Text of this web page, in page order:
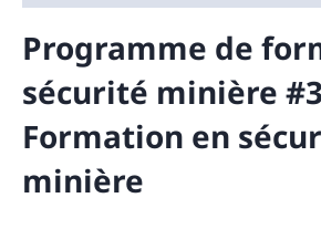
Programme de
sécurité minière
Formation en
minière